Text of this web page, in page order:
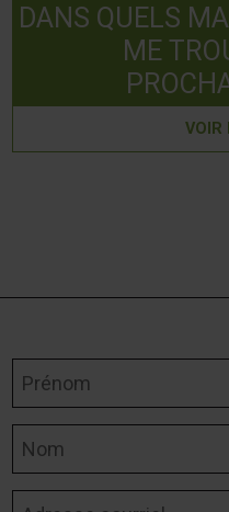
DANS QUELS
ME
VOIR